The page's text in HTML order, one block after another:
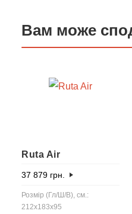
Вам може
Ruta Air
37 879 грн.
Розмір (Гл/Ш/В), см.:
212x183x95